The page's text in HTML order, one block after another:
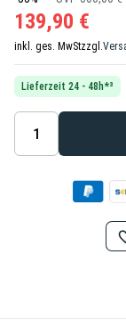
139,90 €
inkl. ges. MwStzzgl.
Lieferzeit 24 - 48h*³